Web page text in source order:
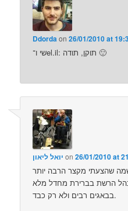
Ddordaon26/01/2010 at
שי ו־el.il: תוקן, תודה 🙂
יואל ליאון on26/01/2010 at
שהצעתי מקצר הרבה יותר
הרשת בברירת מחדל מלא
בבאגים רבים ולא רק כבד.